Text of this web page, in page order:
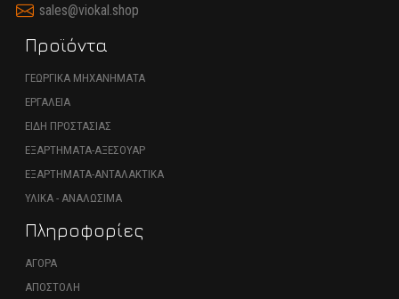
sales@viokal.shop
Προϊόντα
ΓΕΩΡΓΙΚΑ ΜΗΧΑΝΗΜΑΤΑ
ΕΡΓΑΛΕΙΑ
ΕΙΔΗ ΠΡΟΣΤΑΣΙΑΣ
ΕΞΑΡΤΗΜΑΤΑ-ΑΞΕΣΟΥΑΡ
ΕΞΑΡΤΗΜΑΤΑ-ΑΝΤΑΛΑΚΤΙΚΑ
ΥΛΙΚΑ - ΑΝΑΛΩΣΙΜΑ
Πληροφορίες
ΑΓΟΡΑ
ΑΠΟΣΤΟΛΗ